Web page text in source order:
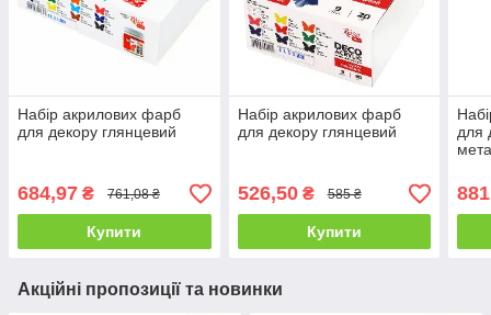
Набір акрилових фарб
для декору глянцевий
684,97 ₴ 761,08 ₴
Купити
Набір акрилових фарб
для декору глянцевий
526,50₴ 585 ₴
Купити
для
Акційні пропозиції та новинки